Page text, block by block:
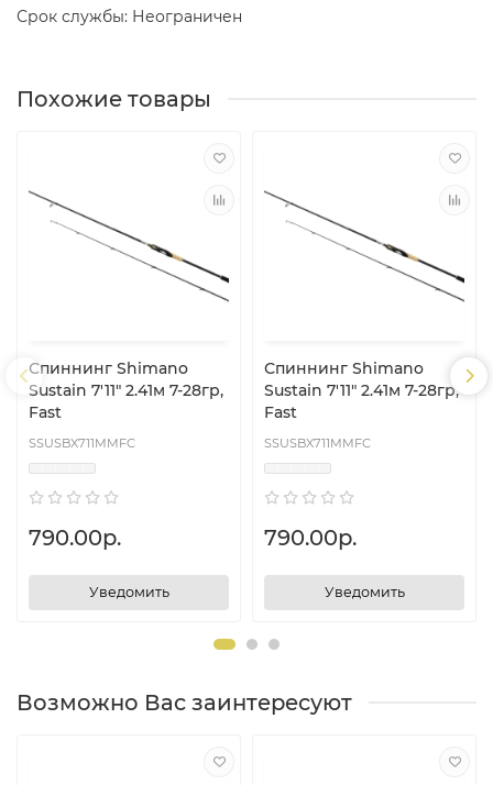
Срок службы: Неограничен
Похожие товары
Спиннинг Shimano
Sustain 7'11" 2.41м 7-28гр,
Fast
SSUSBX711MMFC
790.00р.
Уведомить
Спиннинг Shimano
Sustain 7'11" 2.41м 7-28гр,
Fast
SSUSBX711MMFC
790.00р.
Уведомить
Возможно Вас заинтересуют